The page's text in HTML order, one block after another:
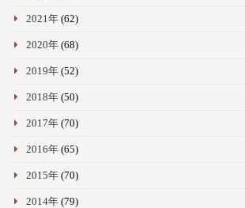
2021年(62)
2020年(68)
2019年(52)
2018年(50)
2017年(70)
2016年(65)
2015年(70)
2014年(79)